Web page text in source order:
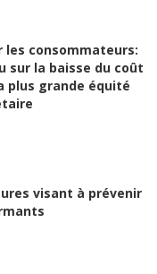
les consommateurs:
sur la baisse du coût
plus grande équité
visant à prévenir